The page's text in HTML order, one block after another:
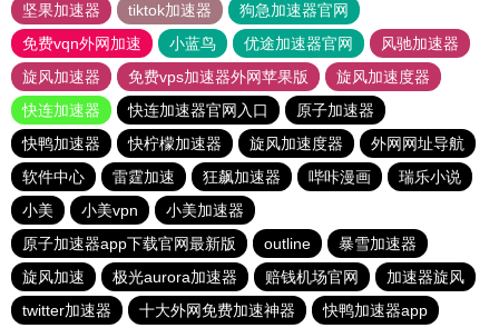
坚果加速器
tiktok加速器
狗急加速器官网
免费vqn外网加速
小蓝鸟 优途加速器官网
风驰加速器
旋风加速器
免费vps加速器外网苹果版
旋风加速度器
快连加速器
快连加速器官网入口
原子加速器
快鸭加速器
快柠檬加速器 旋风加速度器
外网网址导航
软件中心
雷霆加速 狂飙加速器 哔咔漫画
瑞乐小说
小美
小美vpn
小美加速器
原子加速器app下载官网最新版
outline
暴雪加速器
旋风加速
极光aurora加速器 赔钱机场官网
加速器旋风
twitter加速器
十大外网免费加速神器
快鸭加速器app